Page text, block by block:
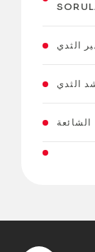
الثدي
الثدي